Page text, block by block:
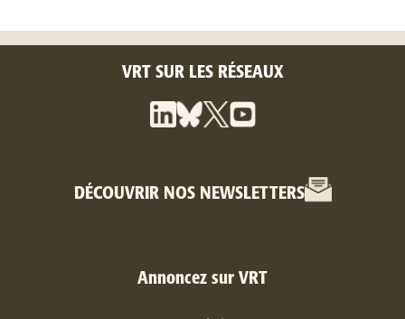
VRT SUR LES RÉSEAUX
DÉCOUVRIR NOS NEWSLETTERS
Annoncez sur VRT